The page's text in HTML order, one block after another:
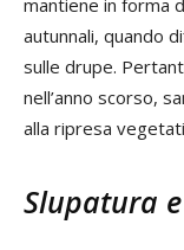
mantiene in forma
autunnali, quando
sulle drupe.
nell’anno scorso,
alla ripresa
Slupatura